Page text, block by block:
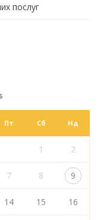
послуг
Пт Сб Нд
1 2
7 8 9
14 15 16